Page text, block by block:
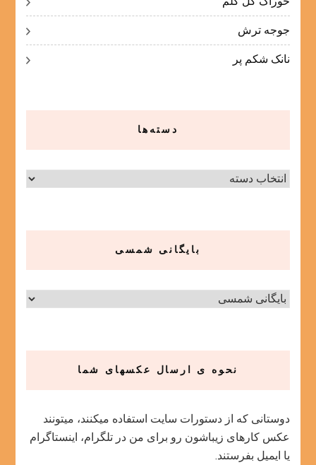
جوجه ترش
نانک شکم پر
دسته‌ها
دسته‌ها
بایگانی شمسی
نحوه ی ارسال عکسهای شما
دوستانی که از دستورات سایت استفاده میکنند، میتونند
عکس کارهای زیباشون رو برای من در تلگرام، اینستاگرام
یا ایمیل بفرستند.